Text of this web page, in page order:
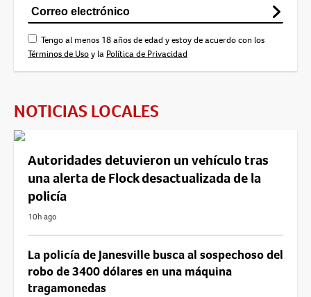
Tengo al menos 18 años de edad y estoy de acuerdo con los
Términos de Usoy la Política de Privacidad
NOTICIAS LOCALES
Autoridades detuvieron un vehículo tras
una alerta de Flock desactualizada de la
policía
10h ago
La policía de Janesville busca al sospechoso del
robo de 3400 dólares en una máquina
tragamonedas